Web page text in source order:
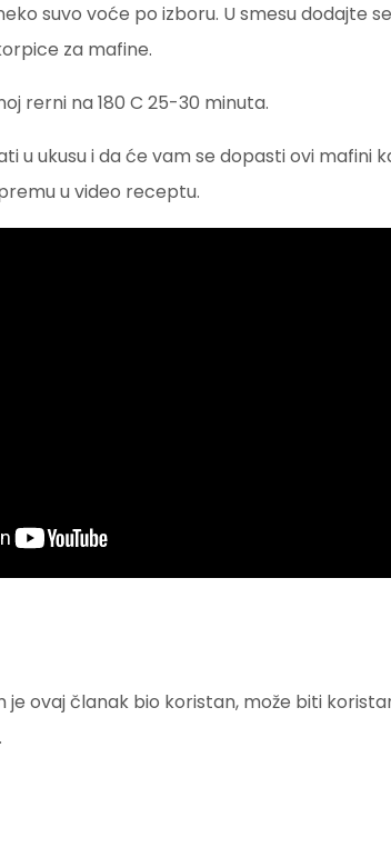
suvo voće po izboru. U smesu dodajte
za mafine.
rerni na 180 C 25-30 minuta.
u ukusu i da će vam se dopasti ovi mafini
u video receptu.
je ovaj članak bio koristan, može biti